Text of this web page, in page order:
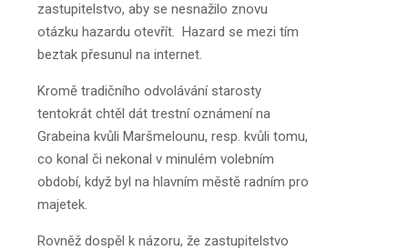
zastupitelstvo, aby se nesnažilo znovu
otázku hazardu otevřít. Hazard se mezi tím
beztak přesunul na internet.
Kromě tradičního odvolávání starosty
tentokrát chtěl dát trestní oznámení na
Grabeina kvůli Maršmelounu, resp. kvůli tomu,
co konal či nekonal v minulém volebním
období, když byl na hlavním městě radním pro
majetek.
Rovněž dospěl k názoru, že zastupitelstvo